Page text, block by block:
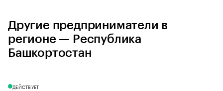
Другие предприниматели в
регионе — Республика
Башкортостан
ДЕЙСТВУЕТ